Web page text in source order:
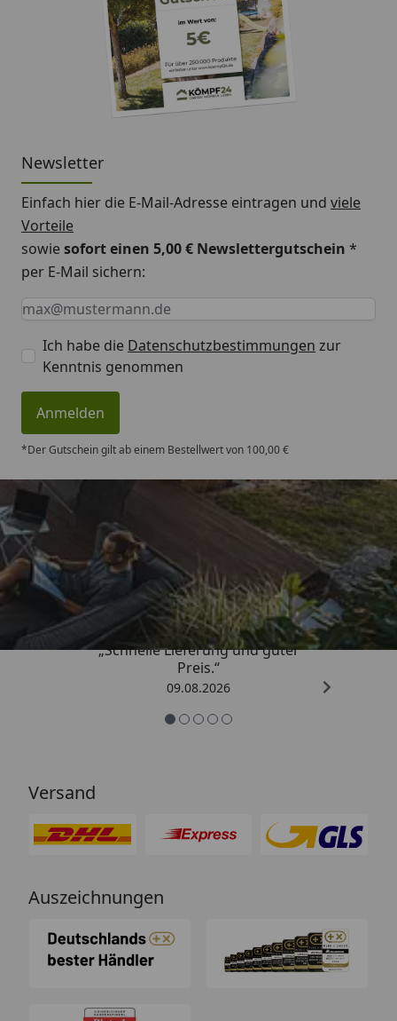
Newsletter
Einfach hier die E-Mail-Adresse eintragen und viele
Vorteile
sowiesofort einen 5,00 € Newslettergutschein *
per E-Mail sichern:
Keine Eingabe erforderlich
Eingabe erforderlich
E-Mail *
Ich habe die Datenschutzbestimmungen zur
Kenntnis genommen
Anmelden
*Der Gutschein gilt ab einem Bestellwert von 100,00 €
Trusted Shops
4,83/ 5
„Schnelle Lieferung und guter
Preis.“
09.08.2026
Versand
Auszeichnungen